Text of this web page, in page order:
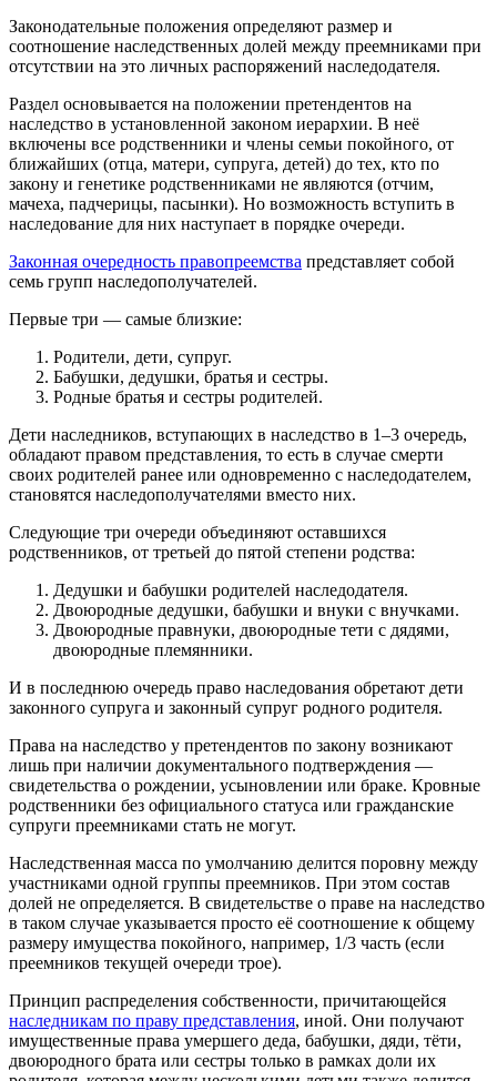
Законодательные положения определяют размер и
соотношение наследственных долей между преемниками при
отсутствии на это личных распоряжений наследодателя.
Раздел основывается на положении претендентов на
наследство в установленной законом иерархии. В неё
включены все родственники и члены семьи покойного, от
ближайших (отца, матери, супруга, детей) до тех, кто по
закону и генетике родственниками не являются (отчим,
мачеха, падчерицы, пасынки). Но возможность вступить в
наследование для них наступает в порядке очереди.
Законная очередность правопреемства представляет собой
семь групп наследополучателей.
Первые три — самые близкие:
Родители, дети, супруг.
Бабушки, дедушки, братья и сестры.
Родные братья и сестры родителей.
Дети наследников, вступающих в наследство в 1–3 очередь,
обладают правом представления, то есть в случае смерти
своих родителей ранее или одновременно с наследодателем,
становятся наследополучателями вместо них.
Следующие три очереди объединяют оставшихся
родственников, от третьей до пятой степени родства:
Дедушки и бабушки родителей наследодателя.
Двоюродные дедушки, бабушки и внуки с внучками.
Двоюродные правнуки, двоюродные тети с дядями,
двоюродные племянники.
И в последнюю очередь право наследования обретают дети
законного супруга и законный супруг родного родителя.
Права на наследство у претендентов по закону возникают
лишь при наличии документального подтверждения —
свидетельства о рождении, усыновлении или браке. Кровные
родственники без официального статуса или гражданские
супруги преемниками стать не могут.
Наследственная масса по умолчанию делится поровну между
участниками одной группы преемников. При этом состав
долей не определяется. В свидетельстве о праве на наследство
в таком случае указывается просто её соотношение к общему
размеру имущества покойного, например, 1/3 часть (если
преемников текущей очереди трое).
Принцип распределения собственности, причитающейся
наследникам по праву представления, иной. Они получают
имущественные права умершего деда, бабушки, дяди, тёти,
двоюродного брата или сестры только в рамках доли их